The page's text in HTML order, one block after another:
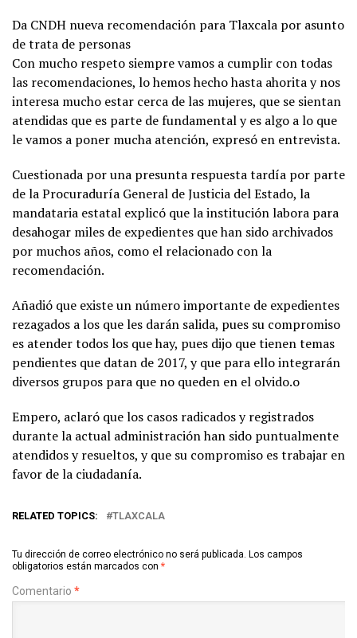
Da CNDH nueva recomendación para Tlaxcala por asunto
de trata de personas
Con mucho respeto siempre vamos a cumplir con todas
las recomendaciones, lo hemos hecho hasta ahorita y nos
interesa mucho estar cerca de las mujeres, que se sientan
atendidas que es parte de fundamental y es algo a lo que
le vamos a poner mucha atención, expresó en entrevista.
Cuestionada por una presunta respuesta tardía por parte
de la Procuraduría General de Justicia del Estado, la
mandataria estatal explicó que la institución labora para
desahogar miles de expedientes que han sido archivados
por muchos años, como el relacionado con la
recomendación.
Añadió que existe un número importante de expedientes
rezagados a los que les darán salida, pues su compromiso
es atender todos los que hay, pues dijo que tienen temas
pendientes que datan de 2017, y que para ello integrarán
diversos grupos para que no queden en el olvido.o
Empero, aclaró que los casos radicados y registrados
durante la actual administración han sido puntualmente
atendidos y resueltos, y que su compromiso es trabajar en
favor de la ciudadanía.
RELATED TOPICS: TLAXCALA
Tu dirección de correo electrónico no será publicada. Los campos
obligatorios están marcados con *
Comentario *